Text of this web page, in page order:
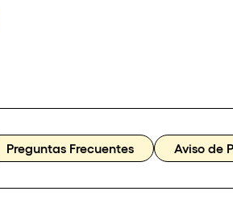
Preguntas Frecuentes Aviso de